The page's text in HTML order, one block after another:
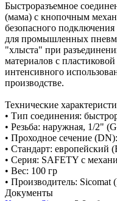
Быстроразъемное
(мама) с кнопочным
безопасного
для промышленных
"хлыста" при
материалов с
интенсивного
производстве.
Технические
• Тип соединения:
• Резьба: наружная, 1/2"
• Проходное сечение
• Стандарт: европейский
• Серия: SAFETY с
• Вес: 100 гр
• Производитель: Sicomat
Документы